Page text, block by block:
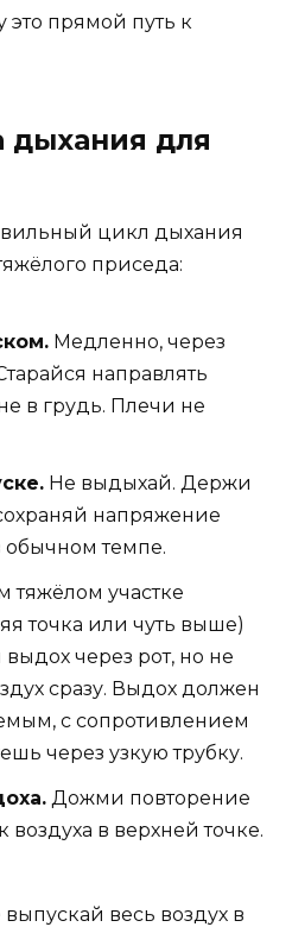
прямой путь к
дыхания для
цикл дыхания
приседа:
Медленно, через
направлять
в грудь. Плечи не
Не выдыхай. Держи
напряжение
обычном темпе.
тяжёлом участке
точка или чуть выше)
через рот, но не
сразу. Выдох должен
с сопротивлением
через узкую трубку.
Дожми повторение
воздуха в верхней точке.
весь воздух в